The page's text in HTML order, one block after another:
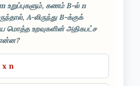
உறுப்புகளும், கணம் B-ல் n
A-லிருந்து B-க்குக்
மொத்த உறவுகளின் அதிகபட்ச
x n